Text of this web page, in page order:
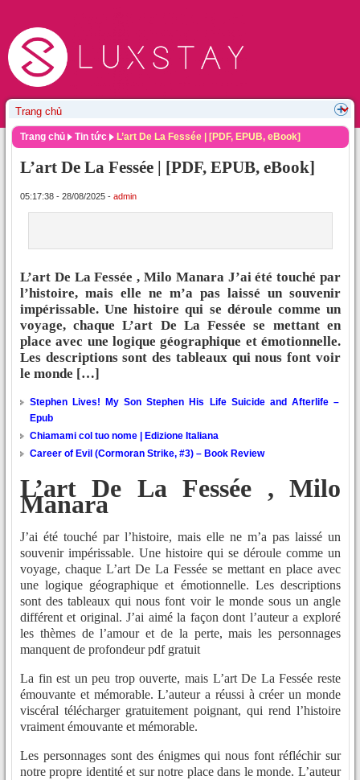
Trang chủ Tin tức L’art De La Fessée | [PDF, EPUB, eBook]
L’art De La Fessée | [PDF, EPUB, eBook]
05:17:38 - 28/08/2025 - admin
L’art De La Fessée , Milo Manara J’ai été touché par
l’histoire, mais elle ne m’a pas laissé un souvenir
impérissable. Une histoire qui se déroule comme un
voyage, chaque L’art De La Fessée se mettant en
place avec une logique géographique et émotionnelle.
Les descriptions sont des tableaux qui nous font voir
le monde […]
Stephen Lives! My Son Stephen His Life Suicide and Afterlife –
Epub
Chiamami col tuo nome | Edizione Italiana
Career of Evil (Cormoran Strike, #3) – Book Review
L’art De La Fessée , Milo
Manara
J’ai été touché par l’histoire, mais elle ne m’a pas laissé un
souvenir impérissable. Une histoire qui se déroule comme un
voyage, chaque L’art De La Fessée se mettant en place avec
une logique géographique et émotionnelle. Les descriptions
sont des tableaux qui nous font voir le monde sous un angle
différent et original. J’ai aimé la façon dont l’auteur a exploré
les thèmes de l’amour et de la perte, mais les personnages
manquent de profondeur pdf gratuit
La fin est un peu trop ouverte, mais L’art De La Fessée reste
émouvante et mémorable. L’auteur a réussi à créer un monde
viscéral télécharger gratuitement poignant, qui rend l’histoire
vraiment émouvante et mémorable.
Les personnages sont des énigmes qui nous font réfléchir sur
notre propre identité et sur notre place dans le monde. L’auteur